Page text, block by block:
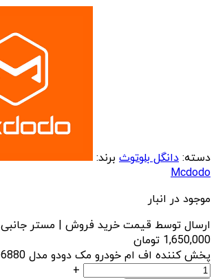
دسته: دانگل بلوتوث برند:
Mcdodo
موجود در انبار
ارسال توسط قیمت خرید فروش | مستر جانبی
1,650,000 تومان
پخش کننده اف ام خودرو مک دودو مدل CC-6880 عدد
+